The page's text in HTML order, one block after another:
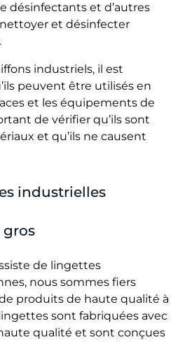
désinfectants et d’autres
et désinfecter
industriels, il est
peuvent être utilisés en
et les équipements de
de vérifier qu’ils sont
et qu’ils ne causent
industrielles
gros
de lingettes
nous sommes fiers
produits de haute qualité à
sont fabriquées avec
qualité et sont conçues